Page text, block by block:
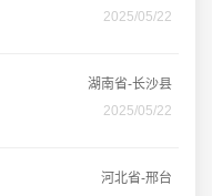
2025/05/22
湖南省-长沙县
2025/05/22
河北省-邢台